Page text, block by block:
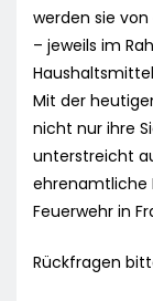
werden sie
– jeweils im
Mit der
nicht nur ihre
unterstreicht
ehrenamtliche
Feuerwehr in
Rückfragen